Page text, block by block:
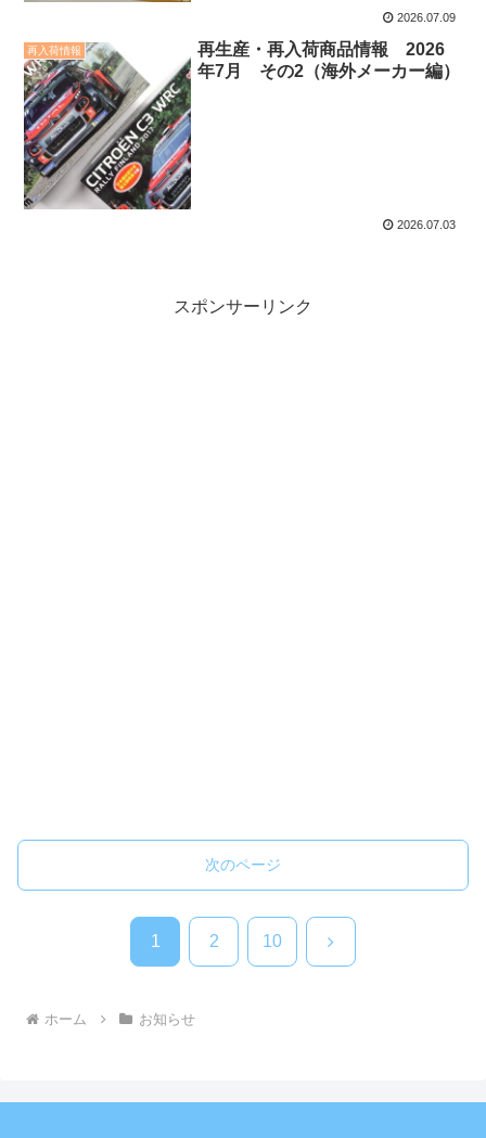
2026.07.09
再入荷情報
再生産・再入荷商品情報 2026
年7月 その2（海外メーカー編）
2026.07.03
スポンサーリンク
次のページ
1 2 10 次
ホーム お知らせ